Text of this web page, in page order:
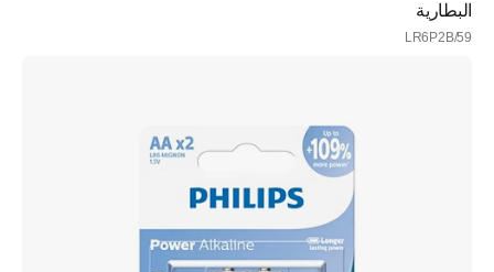
البطارية
LR6P2B/59